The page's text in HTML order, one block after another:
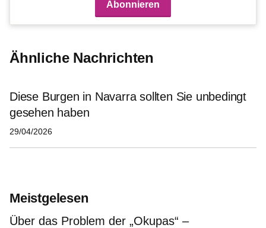
Ähnliche Nachrichten
Diese Burgen in Navarra sollten Sie unbedingt
gesehen haben
29/04/2026
Meistgelesen
Über das Problem der „Okupas“ –